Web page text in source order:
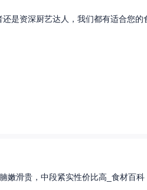
是资深厨艺达人，我们都有适合您
嫩滑贵，中段紧实性价比高_食材百科